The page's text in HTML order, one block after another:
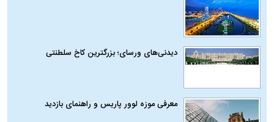
دیدنی‌های ورسای؛ بزرگترین کاخ سلطنتی
معرفی موزه لوور پاریس و راهنمای بازدید